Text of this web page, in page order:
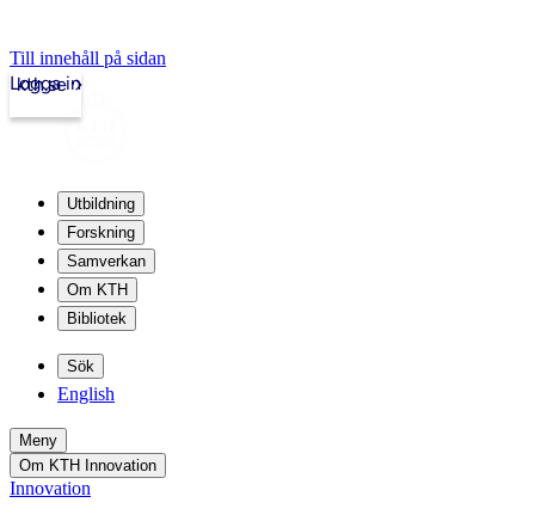
Till innehåll på sidan
kth.se
Logga in
Utbildning
Forskning
Samverkan
Om KTH
Bibliotek
Sök
English
Meny
Om KTH Innovation
Innovation